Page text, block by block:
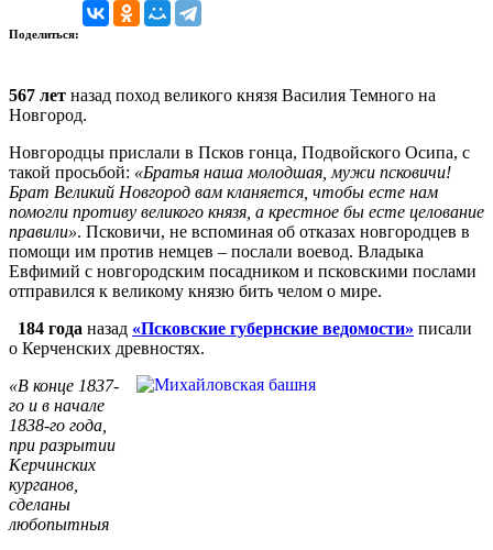
Поделиться:
567 лет назад поход великого князя Василия Темного на
Новгород.
Новгородцы прислали в Псков гонца, Подвойского Осипа, с
такой просьбой: «Братья наша молодшая, мужи псковичи!
Брат Великий Новгород вам кланяется, чтобы есте нам
помогли противу великого князя, а крестное бы есте целование
правили». Псковичи, не вспоминая об отказах новгородцев в
помощи им против немцев – послали воевод. Владыка
Евфимий с новгородским посадником и псковскими послами
отправился к великому князю бить челом о мире.
184 года назад «Псковские губернские ведомости» писали
о Керченских древностях.
«В конце 1837-
го и в начале
1838-го года,
при разрытии
Керчинских
курганов,
сделаны
любопытныя